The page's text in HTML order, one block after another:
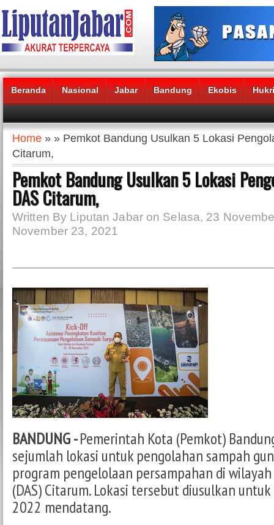
Beranda Nasional Jabar Bandung Ekobis
Headlines News :
Home » » Pemkot Bandung Usulkan 5 Lokasi
Citarum,
Pemkot Bandung Usulkan 5 Lokasi
DAS Citarum,
Written By Liputan Jabar on Selasa, 23
November 23, 2021
BANDUNG -Pemerintah Kota (Pemkot)
sejumlah lokasi untuk pengolahan sampah
program pengelolaan persampahan di
(DAS) Citarum. Lokasi tersebut diusulkan
2022 mendatang.